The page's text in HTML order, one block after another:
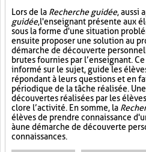
Lors de la Recherche guidée, aussi
guidée, l'enseignant présente aux
sous la forme d'une situation
ensuite proposer une solution au
démarche de découverte
brutes fournies par l’enseignant.
informé sur le sujet, guide les
répondant à leurs questions et en
périodique de la tâche réalisée.
découvertes réalisées par les
clore l’activité. En somme, la
élèves de prendre connaissance
à une démarche de découverte
connaissances.